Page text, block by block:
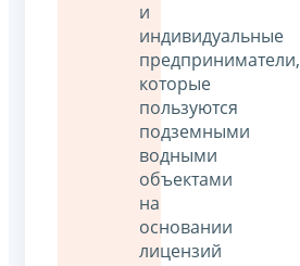
и
индивидуальные
предприниматели,
которые
пользуются
подземными
водными
объектами
на
основании
лицензий